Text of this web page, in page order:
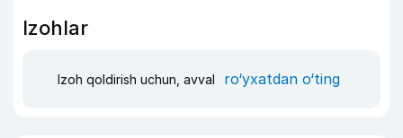
Izohlar
Izoh qoldirish uchun, avval ro‘yxatdan o‘ting